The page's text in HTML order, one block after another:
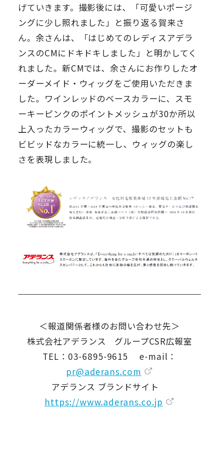
げていきます。撮影後には、「可愛いポージ
ングに少し照れました」と振り返る賀来さ
ん。余さんは、「はじめてのレディスアデラ
ンスのCMにドキドキしました」と明かしてく
れました。新CMでは、余さんにお作りしたオ
ーダーメイド・ウィッグをご使用いただきま
した。ワインレッドのベースカラーに、スモ
ーキーピンクのポイントメッシュが30か所以
上入ったカラーウィッグで、撮影のセットも
ビビッドなカラーに統一し、ウィッグの楽し
さを表現しました。
＜報道関係者様のお問い合わせ先＞
株式会社アデランス グループCSR広報室
TEL：03-6895-9615 e-mail：
pr@aderans.com
アデランス ブランドサイト
https://www.aderans.co.jp